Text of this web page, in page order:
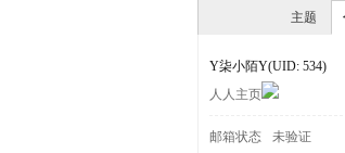
主题
Y柒小陌Y(UID: 534)
人人主页
邮箱状态 未验证